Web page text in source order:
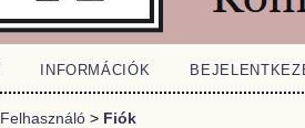
INFORMÁCIÓK
Felhasználó > Fiók